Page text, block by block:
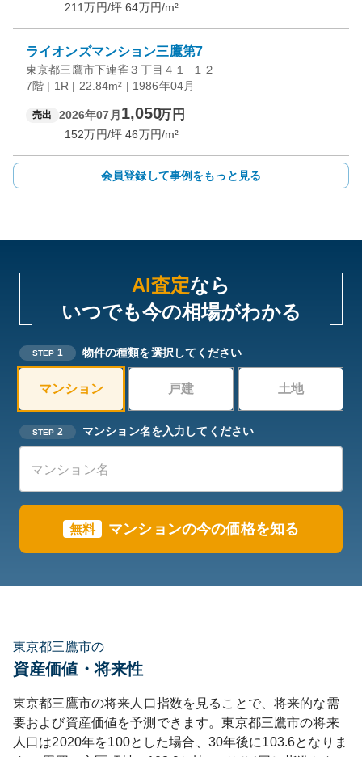
211万円/坪 64万円/m²
ライオンズマンション三鷹第7
東京都三鷹市下連雀３丁目４１−１２
7階 | 1R | 22.84m² | 1986年04月
売出 2026年07月 1,050万円
152万円/坪 46万円/m²
会員登録して事例をもっと見る
AI査定なら
いつでも今の相場がわかる
STEP 1 物件の種類を選択してください
マンション 戸建 土地
STEP 2 マンション名を入力してください
無料 マンションの今の価格を知る
東京都三鷹市の
資産価値・将来性
東京都三鷹市の将来人口指数を見ることで、将来的な需
要および資産価値を予測できます。東京都三鷹市の将来
人口は2020年を100とした場合、30年後に103.6となりま